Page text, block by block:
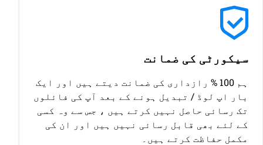
سیکورٹی کی ضمانت
ہم 100 % رازداری کی ضمانت دیتے ہیں اور ایک
بار اپ لوڈ / تبدیل ہونے کے بعد آپ کی فائلوں
تک رسائی حاصل نہیں کرتے ہیں ، جس سے وہ کسی
کے لئے بھی قابل رسائی نہیں ہیں اور ان کی
مکمل حفاظت کرتے ہیں۔